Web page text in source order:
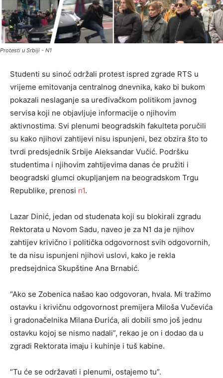
Protesti u Srbiji - N1
Studenti su sinoć održali protest ispred zgrade RTS u
vrijeme emitovanja centralnog dnevnika, kako bi bukom
pokazali neslaganje sa uređivačkom politikom javnog
servisa koji ne objavljuje informacije o njihovim
aktivnostima. Svi plenumi beogradskih fakulteta poručili
su kako njihovi zahtijevi nisu ispunjeni, bez obzira što to
tvrdi predsjednik Srbije Aleksandar Vučić. Podršku
studentima i njihovim zahtijevima danas će pružiti i
beogradski glumci okupljanjem na beogradskom Trgu
Republike, prenosi n1.
Lazar Dinić, jedan od studenata koji su blokirali zgradu
Rektorata u Novom Sadu, naveo je za N1 da je njihov
zahtijev krivično i politička odgovornost svih odgovornih,
te da nisu ispunjeni njihovi uslovi, kako je rekla
predsejdnica Skupštine Ana Brnabić.
“Ako se Zobenica našao kao odgovoran, hvala. Mi tražimo
ostavku i krivičnu odgovornost premijera Miloša Vučevića
i gradonačelnika Milana Đurića, ali dobili smo još jednu
ostavku kojoj se nismo nadali”, rekao je on i dodao da u
zgradi Rektorata imaju i kuhinje i tuš kabine.
“Tu će se održavati i plenumi, ostajemo tu”.